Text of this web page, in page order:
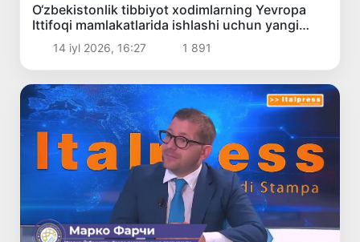
O‘zbekistonlik tibbiyot xodimlarning Yevropa
Ittifoqi mamlakatlarida ishlashi uchun yangi
imkoniyatlar yaratilmoqda
14 iyl 2026, 16:27 1 891